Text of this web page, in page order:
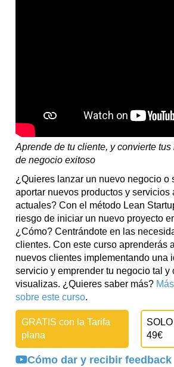
Aprende de tu cliente, y convierte
de negocio exitoso
¿Quieres lanzar un nuevo negocio o
aportar nuevos productos y servicios
actuales? Con el método Lean
riesgo de iniciar un nuevo proyecto
¿Cómo? Centrándote en las
clientes. Con este curso aprenderás
nuevos clientes implementando una
servicio y emprender tu negocio tal y
visualizas. ¿Quieres saber más?
sobre este curso.
GRATIS con la Tarifa
plana
49€
Cómo dar y recibir feedback